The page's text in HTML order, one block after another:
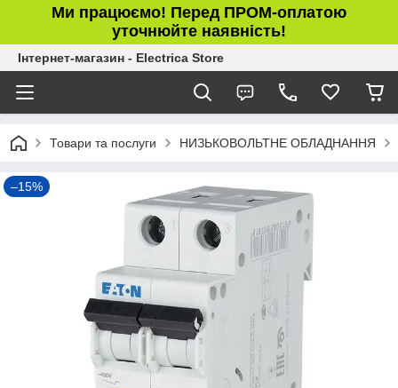
Ми працюємо! Перед ПРОМ-оплатою
уточнюйте наявність!
Інтернет-магазин - Electrica Store
Товари та послуги НИЗЬКОВОЛЬТНЕ ОБЛАДНАННЯ
–15%